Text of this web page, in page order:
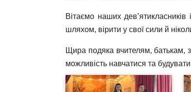
Вітаємо наших
шляхом, вірити у свої сили й
Щира подяка вчителям, батькам,
можливість навчатися та